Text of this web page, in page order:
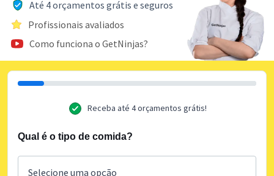
Até 4 orçamentos grátis e seguros
Profissionais avaliados
Como funciona o GetNinjas?
Receba até 4 orçamentos grátis!
Qual é o tipo de comida?